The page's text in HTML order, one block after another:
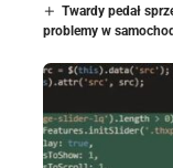
Twardy pedał
problemy w